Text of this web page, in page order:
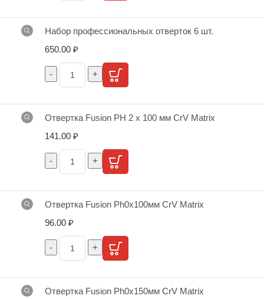
Набор профессиональных отверток 6 шт.
650.00 ₽
Отвертка Fusion PH 2 х 100 мм CrV Matrix
141.00 ₽
Отвертка Fusion Ph0х100мм CrV Matrix
96.00 ₽
Отвертка Fusion Ph0х150мм CrV Matrix